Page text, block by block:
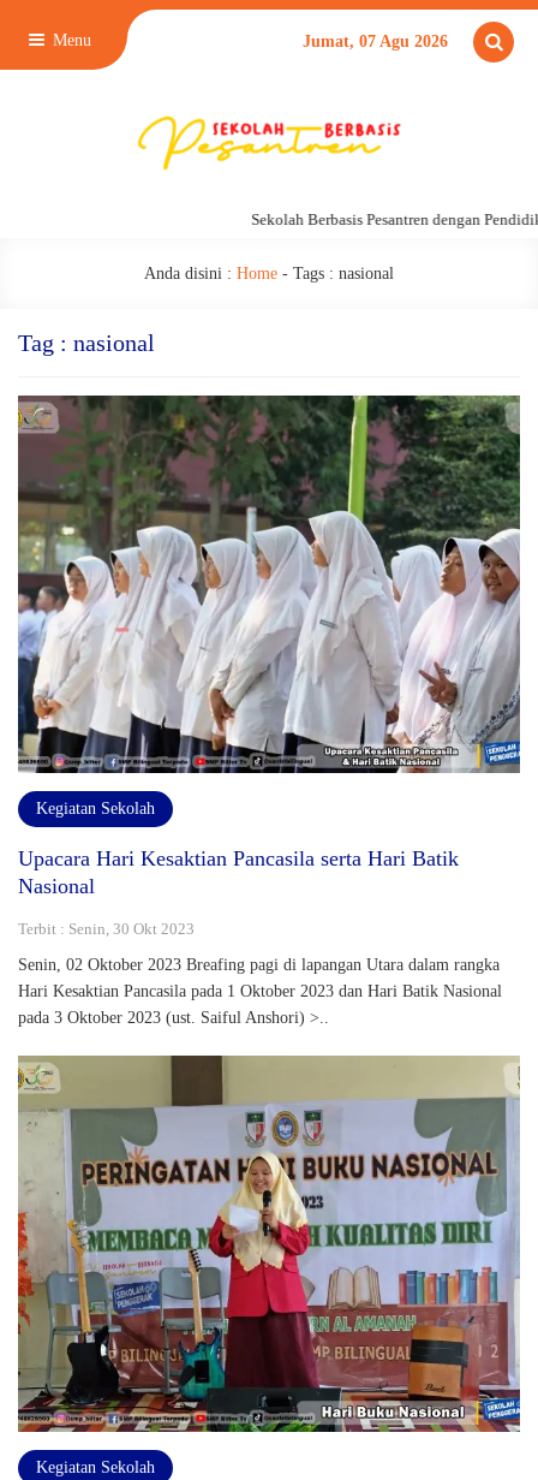
Menu Jumat, 07 Agu 2026
Sekolah Berbasis Pesantren dengan
Anda disini : Home - Tags : nasional
Tag : nasional
Kegiatan Sekolah
Upacara Hari Kesaktian Pancasila serta Hari Batik
Nasional
Terbit : Senin, 30 Okt 2023
Senin, 02 Oktober 2023 Breafing pagi di lapangan Utara dalam rangka
Hari Kesaktian Pancasila pada 1 Oktober 2023 dan Hari Batik Nasional
pada 3 Oktober 2023 (ust. Saiful Anshori) >..
Kegiatan Sekolah